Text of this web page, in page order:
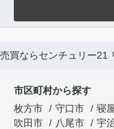
買ならセンチュリー21
市区町村から探す
枚方市
守口市 寝
吹田市
八尾市 宇